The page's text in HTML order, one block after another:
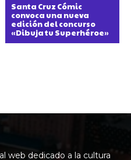
Santa Cruz Cómic
convoca una nueva
edición del concurso
«Dibuja tu Superhéroe»
web dedicado a la cultura